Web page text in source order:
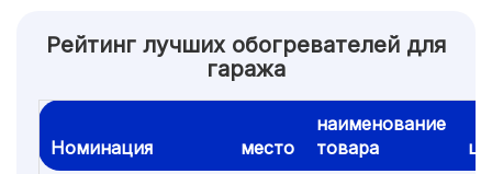
Рейтинг лучших обогревателей для
гаража
Номинация место
наименование
товара